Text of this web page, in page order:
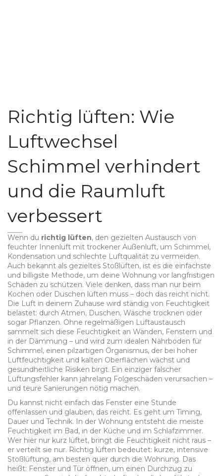
Richtig lüften: Wie
Luftwechsel
Schimmel verhindert
und die Raumluft
verbessert
Wenn du richtig lüften, den gezielten Austausch von
feuchter Innenluft mit trockener Außenluft, um Schimmel,
Kondensation und schlechte Luftqualität zu vermeiden.
Auch bekannt als gezieltes Stoßlüften, ist es die einfachste
und billigste Methode, um deine Wohnung vor langfristigen
Schäden zu schützen. Viele denken, dass man nur beim
Kochen oder Duschen lüften muss – doch das reicht nicht.
Die Luft in deinem Zuhause wird ständig von Feuchtigkeit
belastet: durch Atmen, Duschen, Wäsche trocknen oder
sogar Pflanzen. Ohne regelmäßigen Luftaustausch
sammelt sich diese Feuchtigkeit an Wänden, Fenstern und
in der Dämmung – und wird zum idealen Nährboden für
Schimmel, einen pilzartigen Organismus, der bei hoher
Luftfeuchtigkeit und kalten Oberflächen wächst und
gesundheitliche Risiken birgt. Ein einziger falscher
Lüftungsfehler kann jahrelang Folgeschäden verursachen –
und teure Sanierungen nötig machen.
Du kannst nicht einfach das Fenster eine Stunde
offenlassen und glauben, das reicht. Es geht um Timing,
Dauer und Technik. In der Wohnung entsteht die meiste
Feuchtigkeit im Bad, in der Küche und im Schlafzimmer.
Wer hier nur kurz lüftet, bringt die Feuchtigkeit nicht raus –
er verteilt sie nur. Richtig lüften bedeutet: kurze, intensive
Stoßlüftung, am besten quer durch die Wohnung. Das
heißt: Fenster und Tür öffnen, um einen Durchzug zu